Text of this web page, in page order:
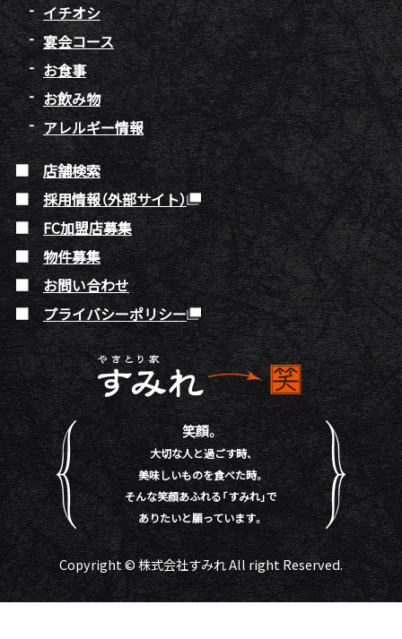
イチオシ
宴会コース
お食事
お飲み物
アレルギー情報
店舗検索
採用情報（外部サイト）
FC加盟店募集
物件募集
お問い合わせ
プライバシーポリシー
笑顔。
大切な人と過ごす時、
美味しいものを食べた時。
そんな笑顔あふれる「すみれ」で
ありたいと願っています。
Copyright © 株式会社すみれ All right Reserved.